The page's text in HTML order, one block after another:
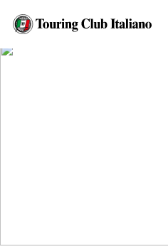
HOME
PARROCCHIALE DI S. MARIA DELLA PALUDE